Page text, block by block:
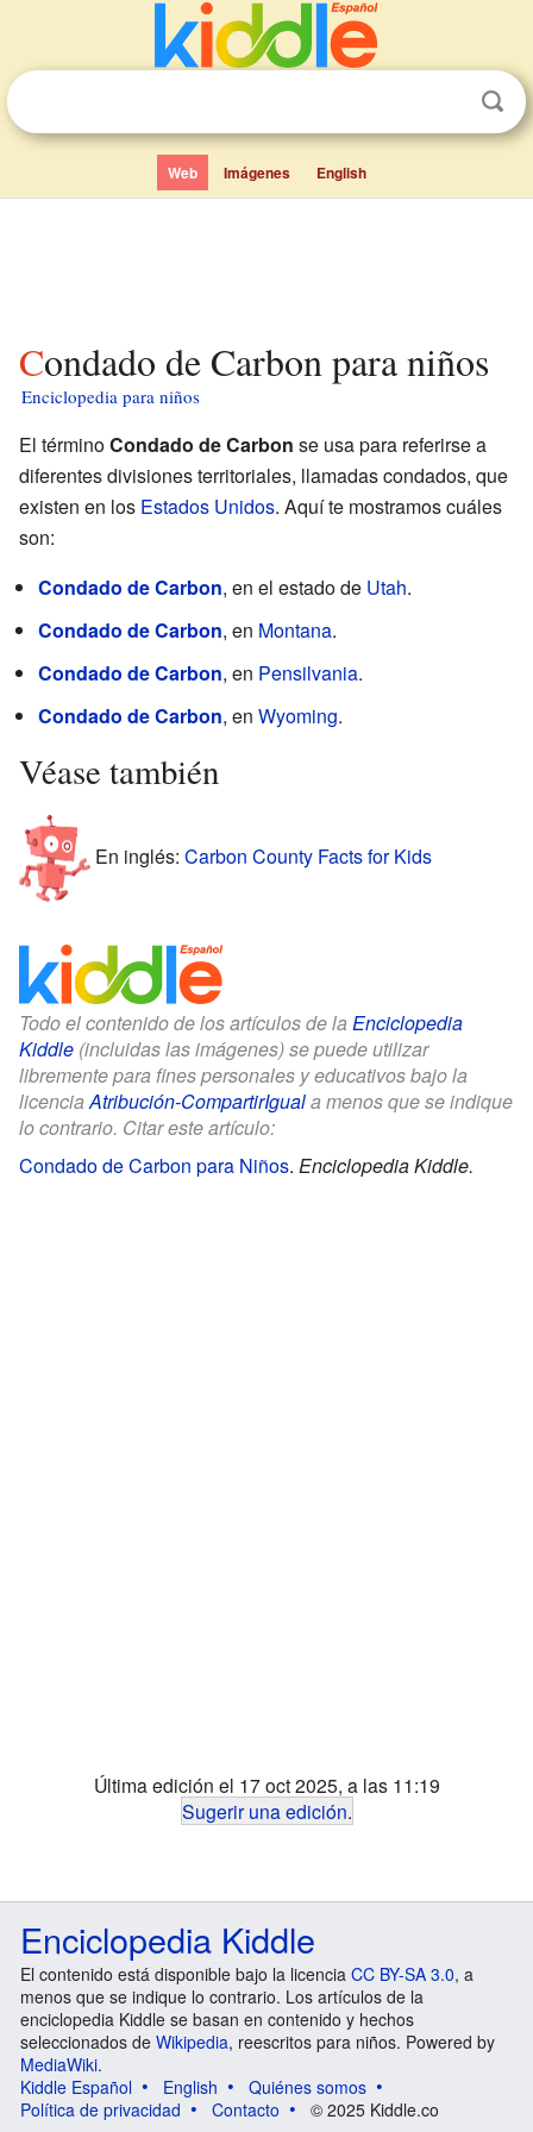
Web Imágenes English
Condado de Carbon para niños
Enciclopedia para niños
El términoCondado de Carbon se usa para referirse a
diferentes divisiones territoriales, llamadas condados, que
existen en los Estados Unidos. Aquí te mostramos cuáles
son:
Condado de Carbon, en el estado de Utah.
Condado de Carbon, en Montana.
Condado de Carbon, en Pensilvania.
Condado de Carbon, en Wyoming.
Véase también
En inglés: Carbon County Facts for Kids
Todo el contenido de los artículos de la Enciclopedia
Kiddle (incluidas las imágenes) se puede utilizar
libremente para fines personales y educativos bajo la
licenciaAtribución-CompartirIguala menos que se indique
lo contrario. Citar este artículo:
Condado de Carbon para Niños. Enciclopedia Kiddle.
Última edición el 17 oct 2025, a las 11:19
Sugerir una edición.
Enciclopedia Kiddle
El contenido está disponible bajo la licencia CC BY-SA 3.0, a
menos que se indique lo contrario. Los artículos de la
enciclopedia Kiddle se basan en contenido y hechos
seleccionados de Wikipedia, reescritos para niños. Powered by
MediaWiki.
Kiddle Español
English
Quiénes somos
Política de privacidad
Contacto © 2025 Kiddle.co